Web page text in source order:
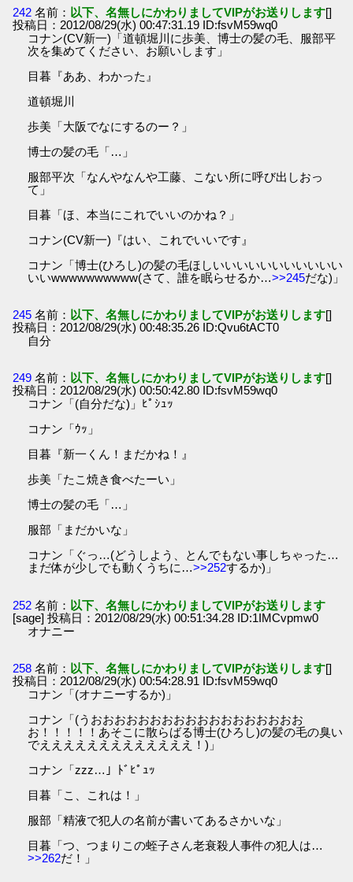
242 名前： 以下、名無しにかわりましてVIPがお送りします[]
投稿日：2012/08/29(水) 00:47:31.19 ID:fsvM59wq0
コナン(CV新一)「道頓堀川に歩美、博士の髪の毛、服部平
次を集めてください、お願いします」
目暮『ああ、わかった』
道頓堀川
歩美「大阪でなにするのー？」
博士の髪の毛「…」
服部平次「なんやなんや工藤、こない所に呼び出しおっ
て」
目暮「ほ、本当にこれでいいのかね？」
コナン(CV新一)『はい、これでいいです』
コナン「博士(ひろし)の髪の毛ほしいいいいいいいいいいい
いいwwwwwwwwww(さて、誰を眠らせるか…>>245だな)」
245 名前： 以下、名無しにかわりましてVIPがお送りします[]
投稿日：2012/08/29(水) 00:48:35.26 ID:Qvu6tACT0
自分
249 名前： 以下、名無しにかわりましてVIPがお送りします[]
投稿日：2012/08/29(水) 00:50:42.80 ID:fsvM59wq0
コナン「(自分だな)」ﾋﾟｼｭｯ
コナン「ｳｯ」
目暮『新一くん！まだかね！』
歩美「たこ焼き食べたーい」
博士の髪の毛「…」
服部「まだかいな」
コナン「ぐっ…(どうしよう、とんでもない事しちゃった…
まだ体が少しでも動くうちに…>>252するか)」
252 名前： 以下、名無しにかわりましてVIPがお送りします
[sage] 投稿日：2012/08/29(水) 00:51:34.28 ID:1IMCvpmw0
オナニー
258 名前： 以下、名無しにかわりましてVIPがお送りします[]
投稿日：2012/08/29(水) 00:54:28.91 ID:fsvM59wq0
コナン「(オナニーするか)」
コナン「(うおおおおおおおおおおおおおおおおおお
お！！！！！あそこに散らばる博士(ひろし)の髪の毛の臭い
でえええええええええええええ！)」
コナン「zzz…」ﾄﾞﾋﾟｭｯ
目暮「こ、これは！」
服部「精液で犯人の名前が書いてあるさかいな」
目暮「つ、つまりこの蛭子さん老衰殺人事件の犯人は…
>>262だ！」